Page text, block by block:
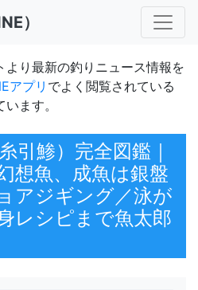
）
り最新の釣りニュース情報を
アプリ でよく閲覧されている
ます。
引鯵）完全図鑑｜
想魚、成魚は銀盤
アジギング／泳が
レシピまで魚太郎